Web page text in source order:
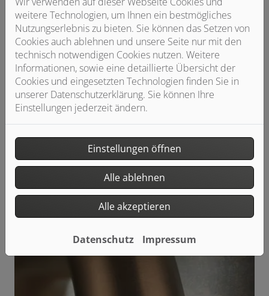
Flessa
Flessa ist die reduzierteste Version von Gessi 316: Der
Fokus liegt auf dem Material Stahl und der Formgebung.
Flessa fügt sich in jedes Ambiente ein.
weitere Technologien, um Ihnen ein bestmögliches
Nutzungserlebnis zu bieten. Sie können das Setzen von
Cookies auch ablehnen und unsere Seite nur mit den
technisch notwendigen Cookies nutzen. Weitere
Informationen, sowie eine detaillierte Übersicht der
Cookies und eingesetzten Technologien finden Sie in
unserer Datenschutzerklärung. Sie können Ihre
Einstellungen jederzeit ändern.
Einstellungen öffnen
Alle ablehnen
Alle akzeptieren
Datenschutz Impressum